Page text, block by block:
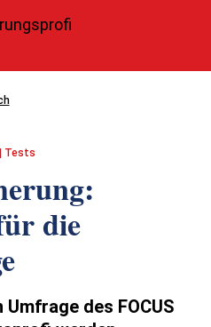
Tests
die
des FOCUS